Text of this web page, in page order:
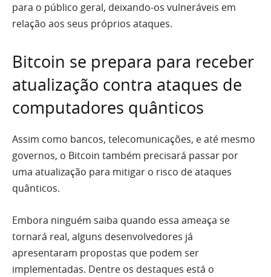
para o público geral, deixando-os vulneráveis em
relação aos seus próprios ataques.
Bitcoin se prepara para receber
atualização contra ataques de
computadores quânticos
Assim como bancos, telecomunicações, e até mesmo
governos, o Bitcoin também precisará passar por
uma atualização para mitigar o risco de ataques
quânticos.
Embora ninguém saiba quando essa ameaça se
tornará real, alguns desenvolvedores já
apresentaram propostas que podem ser
implementadas. Dentre os destaques está o